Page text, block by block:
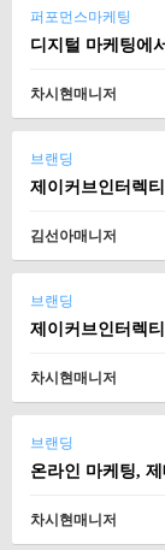
퍼포먼스마케팅
디지털 마케팅에
차시현매니저
브랜딩
제이커브인터렉
김선아매니저
브랜딩
제이커브인터렉
차시현매니저
브랜딩
온라인 마케팅,
차시현매니저